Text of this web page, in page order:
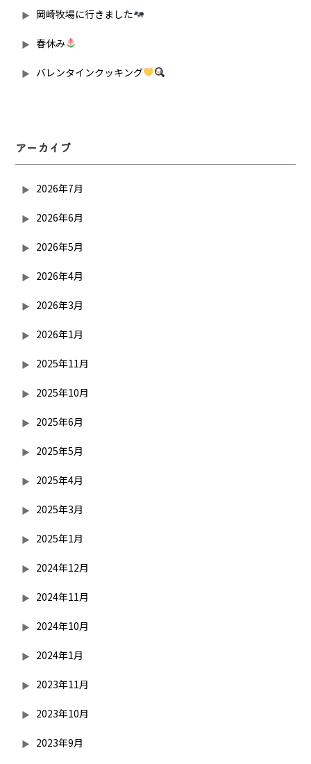
岡崎牧場に行きました
春休み
バレンタインクッキング
アーカイブ
2026年7月
2026年6月
2026年5月
2026年4月
2026年3月
2026年1月
2025年11月
2025年10月
2025年6月
2025年5月
2025年4月
2025年3月
2025年1月
2024年12月
2024年11月
2024年10月
2024年1月
2023年11月
2023年10月
2023年9月